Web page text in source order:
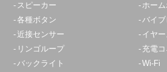
スピーカー
ホー
各種ボタン
バイ
近接センサー
イヤ
リンゴループ
充電
バックライト
Wi-Fi